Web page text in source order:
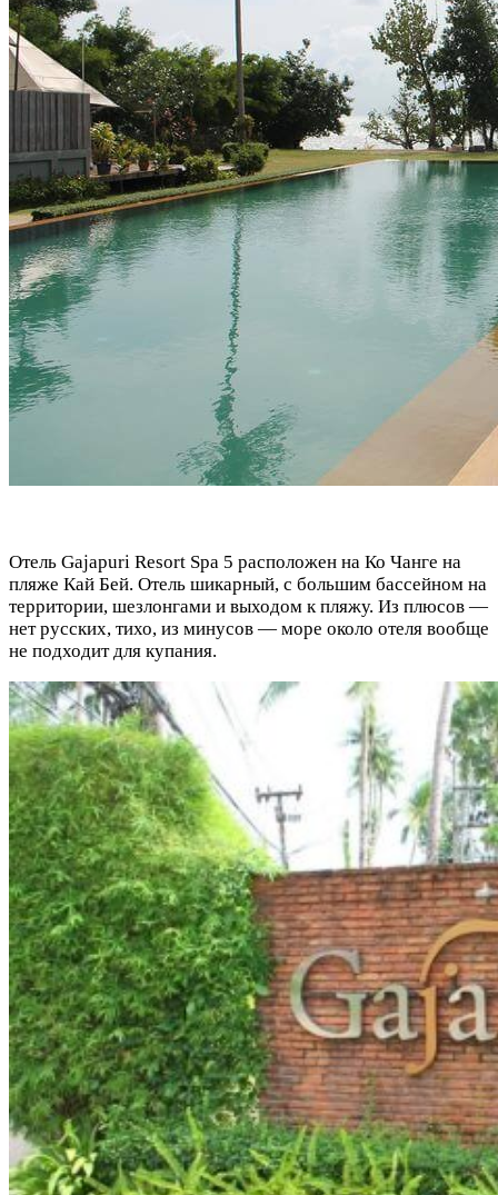
Отель Gajapuri Resort Spa 5 расположен на Ко Чанге на
пляже Кай Бей. Отель шикарный, с большим бассейном на
территории, шезлонгами и выходом к пляжу. Из плюсов —
нет русских, тихо, из минусов — море около отеля вообще
не подходит для купания.